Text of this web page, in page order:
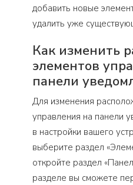
добавить новые
удалить уже
Как изменить
элементов
панели
Для изменения
управления на панели
в настройки вашего
выберите раздел
откройте раздел
разделе вы сможете